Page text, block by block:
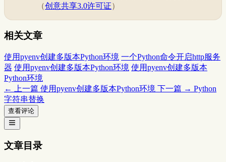
（创意共享3.0许可证）
相关文章
使用pyenv创建多版本Python环境 一个Python命令开启http服务
器 使用pyenv创建多版本Python环境 使用pyenv创建多版本
Python环境
← 上一篇 使用pyenv创建多版本Python环境 下一篇 → Python
字符串替换
查看评论
文章目录